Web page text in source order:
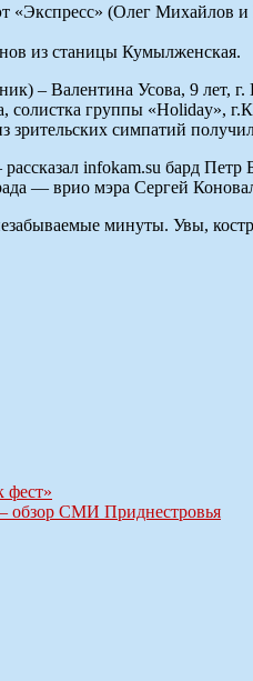
«Экспресс» (Олег
из станицы Кумылженская.
– Валентина Усова, 9
группы «Holidаy»,
зрительских симпатий
infokam.su бард
― врио мэра Сергей
минуты. Увы,
фест»
обзор СМИ Приднестровья